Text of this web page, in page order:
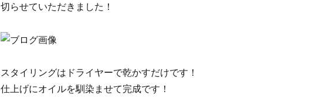
切らせていただきました！
スタイリングはドライヤーで乾かすだけです！
仕上げにオイルを馴染ませて完成です！